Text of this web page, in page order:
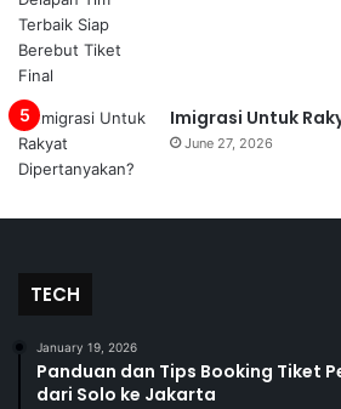
Imigrasi Untuk
June 27, 2026
TECH
January 19, 2026
Panduan dan Tips Booking Tiket
dari Solo ke Jakarta